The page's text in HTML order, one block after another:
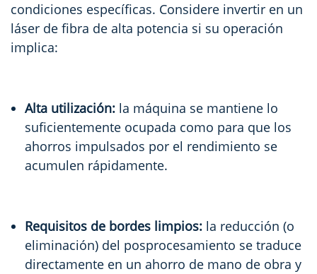
condiciones específicas. Considere invertir en un
láser de fibra de alta potencia si su operación
implica:
Alta utilización: la máquina se mantiene lo
suficientemente ocupada como para que los
ahorros impulsados por el rendimiento se
acumulen rápidamente.
Requisitos de bordes limpios: la reducción (o
eliminación) del posprocesamiento se traduce
directamente en un ahorro de mano de obra y